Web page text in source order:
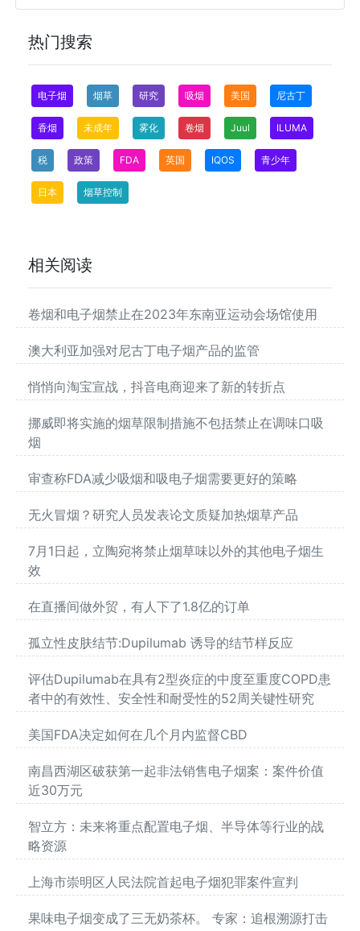
热门搜索
电子烟 烟草 研究 吸烟 美国 尼古丁
香烟 未成年 雾化 卷烟 Juul ILUMA
税 政策 FDA 英国 IQOS 青少年
日本 烟草控制
相关阅读
卷烟和电子烟禁止在2023年东南亚运动会场馆使用
澳大利亚加强对尼古丁电子烟产品的监管
悄悄向淘宝宣战，抖音电商迎来了新的转折点
挪威即将实施的烟草限制措施不包括禁止在调味口吸
烟
审查称FDA减少吸烟和吸电子烟需要更好的策略
无火冒烟？研究人员发表论文质疑加热烟草产品
7月1日起，立陶宛将禁止烟草味以外的其他电子烟生
效
在直播间做外贸，有人下了1.8亿的订单
孤立性皮肤结节:Dupilumab 诱导的结节样反应
评估Dupilumab在具有2型炎症的中度至重度COPD患
者中的有效性、安全性和耐受性的52周关键性研究
美国FDA决定如何在几个月内监督CBD
南昌西湖区破获第一起非法销售电子烟案：案件价值
近30万元
智立方：未来将重点配置电子烟、半导体等行业的战
略资源
上海市崇明区人民法院首起电子烟犯罪案件宣判
果味电子烟变成了三无奶茶杯。 专家：追根溯源打击